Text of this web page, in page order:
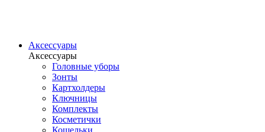
Аксессуары
Аксессуары
Головные уборы
Зонты
Картхолдеры
Ключницы
Комплекты
Косметички